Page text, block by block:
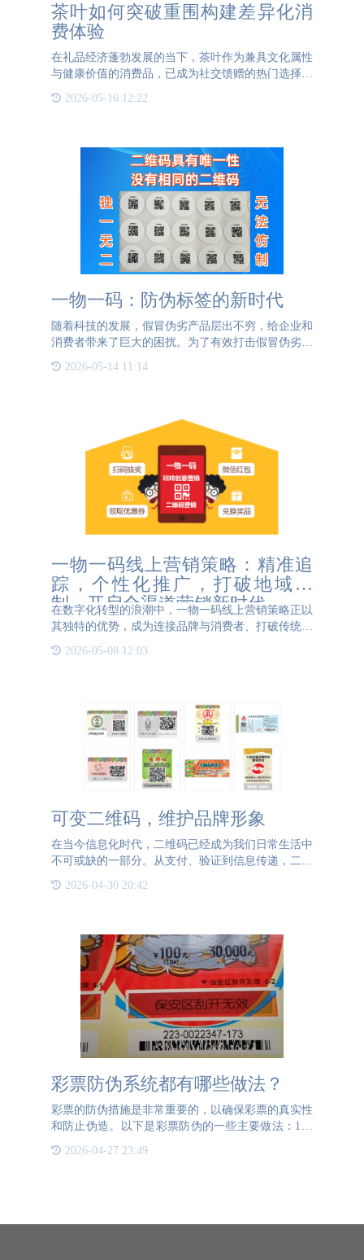
茶叶如何突破重围构建差异化消
费体验
在礼品经济蓬勃发展的当下，茶叶作为兼具文化属性
与健康价值的消费品，已成为社交馈赠的热门选择。
面对激烈的市场竞争，茶企突破重围的关键在于构建
差异化消费体验。3044AM永利防伪推出的"一罐一
2026-05-16 12:22
一物一码：防伪标签的新时代
随着科技的发展，假冒伪劣产品层出不穷，给企业和
消费者带来了巨大的困扰。为了有效打击假冒伪劣产
品，保护企业和消费者的合法权益，越来越多的企业
开始采用一物一码防伪标签。那么，为什么一物一码
2026-05-14 11:14
一物一码线上营销策略：精准追
踪，个性化推广，打破地域限
制，开启全渠道营销新时代
在数字化转型的浪潮中，一物一码线上营销策略正以
其独特的优势，成为连接品牌与消费者、打破传统地
的二维码，企业不仅能够实现产品的精准追踪与防伪
2026-05-08 12:03
可变二维码，维护品牌形象
在当今信息化时代，二维码已经成为我们日常生活中
不可或缺的一部分。从支付、验证到信息传递，二维
个便捷的信息载体，更是一个维护品牌形象的重要工
2026-04-30 20:42
彩票防伪系统都有哪些做法？
彩票的防伪措施是非常重要的，以确保彩票的真实性
和防止伪造。以下是彩票防伪的一些主要做法：1、
样的区域，其主要功能是验证彩票真伪及兑奖。保安
2026-04-27 23:49